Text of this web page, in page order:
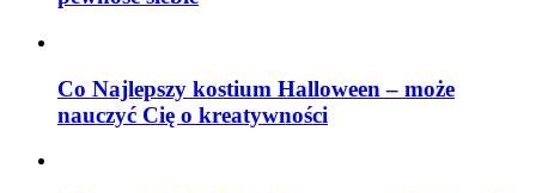
Co Najlepszy kostium Halloween – może
nauczyć Cię o kreatywności